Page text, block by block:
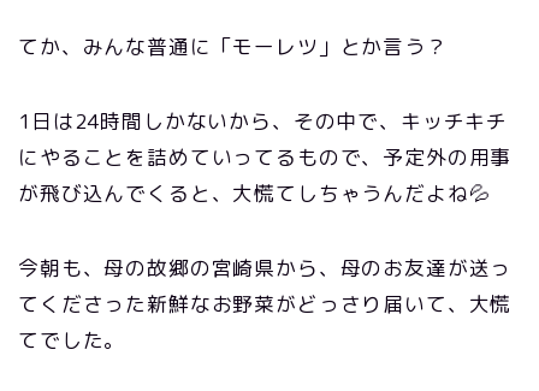
てか、みんな普通に「モーレツ」とか言う？
1日は24時間しかないから、その中で、キッチキチ
にやることを詰めていってるもので、予定外の用事
が飛び込んでくると、大慌てしちゃうんだよね💦
今朝も、母の故郷の宮崎県から、母のお友達が送っ
てくださった新鮮なお野菜がどっさり届いて、大慌
てでした。